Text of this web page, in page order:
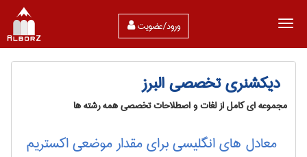
ورود/عضویت
دیکشنری تخصصی البرز
مجموعه ای کامل از لغات و اصطلاحات تخصصی همه رشته ها
معادل های انگلیسی برای مقدار موضعی اکستریم